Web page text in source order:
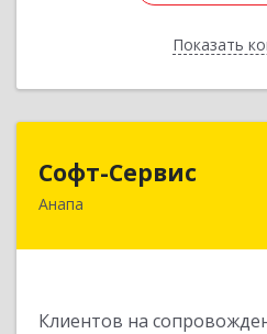
Показать
Софт-Сервис
Анапа
Клиентов на
353440,